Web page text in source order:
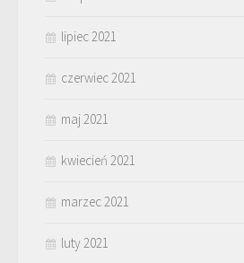
lipiec 2021
czerwiec 2021
maj 2021
kwiecień 2021
marzec 2021
luty 2021